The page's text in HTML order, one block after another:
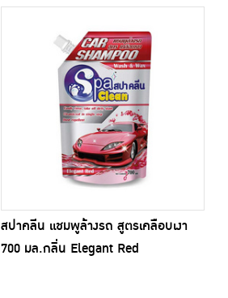
สปาคลีน แชมพูล้างรถ สูตรเคลือบเงา
700 มล.กลิ่น Elegant Red